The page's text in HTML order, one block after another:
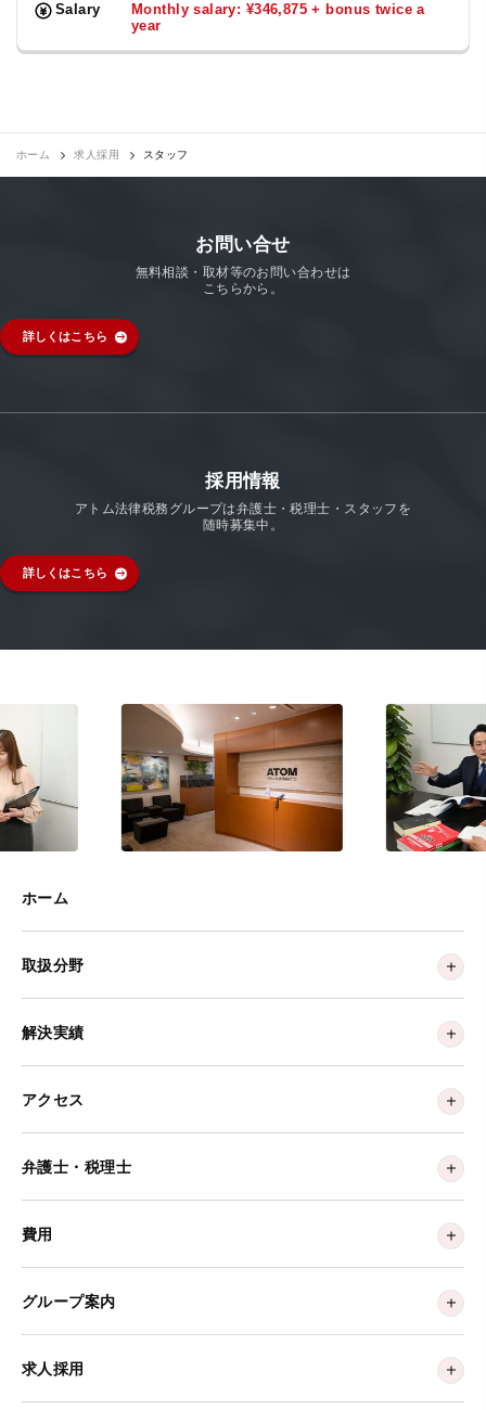
Salary
Monthly salary: ¥346,875 + bonus twice a
year
ホーム 求人採用 スタッフ
お問い合せ
無料相談・取材等のお問い合わせは
こちらから。
詳しくはこちら
採用情報
アトム法律税務グループは弁護士・税理士・スタッフを
随時募集中。
詳しくはこちら
ホーム
取扱分野
解決実績
アクセス
弁護士・税理士
費用
グループ案内
求人採用